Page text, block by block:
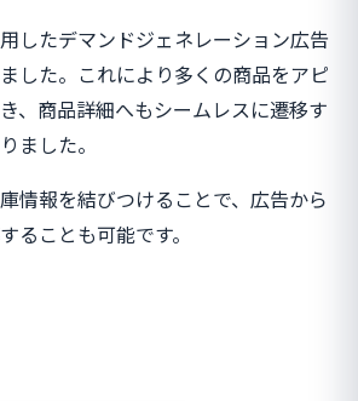
したデマンドジェネレーション広告
した。これにより多くの商品をアピ
、商品詳細へもシームレスに遷移す
ました。
情報を結びつけることで、広告から
ることも可能です。